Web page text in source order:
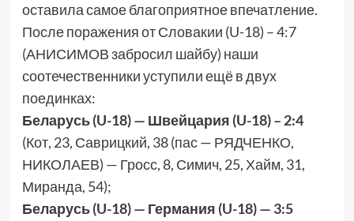
оставила самое благоприятное впечатление.
После поражения от Словакии (U-18) – 4:7
(АНИСИМОВ забросил шайбу) наши
соотечественники уступили ещё в двух
поединках:
Беларусь (U-18) — Швейцария (U-18) – 2:4
(Кот, 23, Саврицкий, 38 (пас — РЯДЧЕНКО,
НИКОЛАЕВ) — Гросс, 8, Симич, 25, Хайм, 31,
Миранда, 54);
Беларусь (U-18) — Германия (U-18) — 3:5